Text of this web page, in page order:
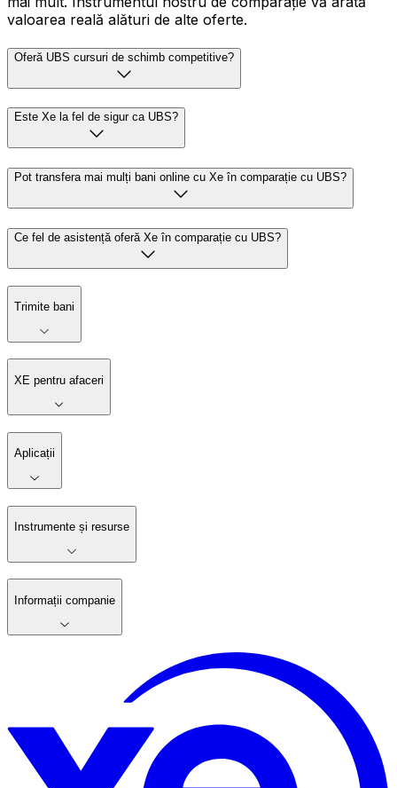
valoarea reală alături de alte oferte.
Oferă UBS cursuri de schimb competitive?
Este Xe la fel de sigur ca UBS?
Pot transfera mai mulți bani online cu Xe în comparație cu UBS?
Ce fel de asistență oferă Xe în comparație cu UBS?
Trimite bani
XE pentru afaceri
Aplicații
Instrumente și resurse
Informații companie